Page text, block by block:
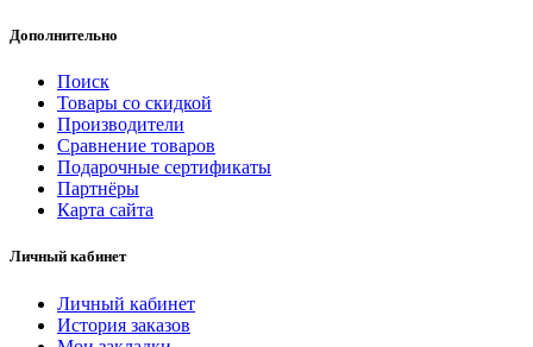
Дополнительно
Поиск
Товары со скидкой
Производители
Сравнение товаров
Подарочные сертификаты
Партнёры
Карта сайта
Личный кабинет
Личный кабинет
История заказов